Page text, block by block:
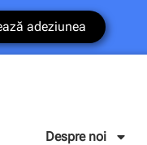
adeziunea
Despre noi